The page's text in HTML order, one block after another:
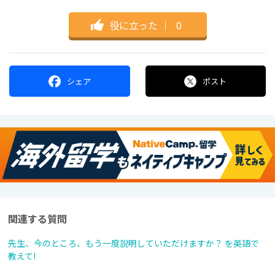
役に立った ｜ 0
シェア ポスト
関連する質問
先生、今のところ、もう一度説明していただけますか？ を英語で
教えて!